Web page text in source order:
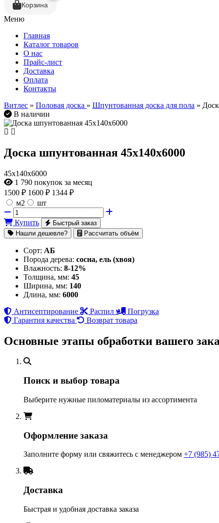
Корзина
Меню
Главная
Каталог товаров
О нас
Прайс-лист
Доставка
Оплата
Контакты
Витлес » Половая доска » Шпунтованная доска для пола »
В наличии
Доска шпунтованная 45х140х6000
45х140х6000
1 790 покупок за месяц
1500 ₽ 1600 ₽ 1344 ₽
м2
шт
Купить
Быстрый заказ
Нашли дешевле?
Рассчитать объём
Сорт: АБ
Порода дерева: сосна, ель (хвоя)
Влажность: 8-12%
Толщина, мм: 45
Ширина, мм: 140
Длина, мм: 6000
Антисептирование
Распил
Погрузка
Гарантия качества
Возврат товара
Основные этапы обработки вашего
Поиск и выбор товара
Выберите нужные пиломатериалы из ассортимента
Оформление заказа
Заполните форму или свяжитесь с менеджером +7 (985)
Доставка
Быстрая и удобная доставка заказа